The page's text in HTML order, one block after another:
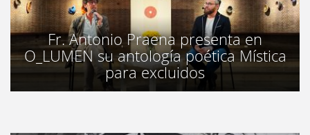
Fr. Antonio Praena presenta en
O_LUMEN su antología poética Mística
para excluidos